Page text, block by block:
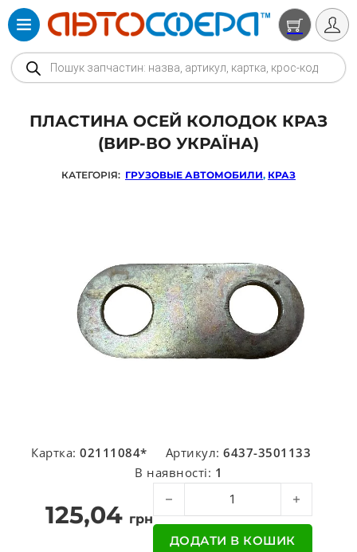
Products search
ПЛАСТИНА ОСЕЙ КОЛОДОК КРАЗ
(ВИР-ВО УКРАЇНА)
КАТЕГОРІЯ: ГРУЗОВЫЕ АВТОМОБИЛИ, КРАЗ
Картка:02111084* Артикул:6437-3501133
В наявності: 1
125,04 грн
Пластина осей колодок КРАЗ (вир-
ДОДАТИ В КОШИК